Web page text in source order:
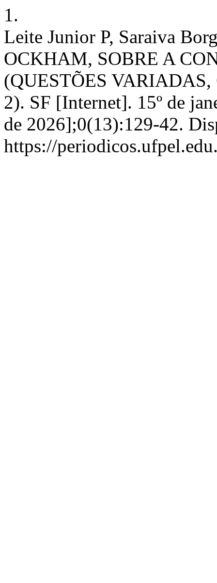
1.
Leite Junior P, Saraiva
OCKHAM, SOBRE A
(QUESTÕES
2). SF [Internet]. 15º de
de 2026];0(13):129-42.
https://